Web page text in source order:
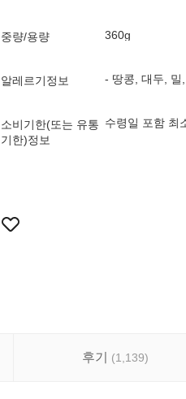
중량/용량 360g
알레르기정보 - 땅콩, 대두, 밀
소비기한(또는 유통
기한)정보
수령일 포함 최
후기 (1,139)